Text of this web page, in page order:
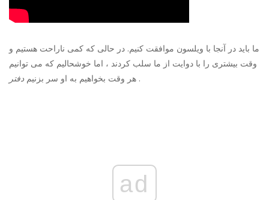
ما باید در آنجا با ویلسون موافقت کنیم. در حالی که کمی ناراحت هستیم و
وقت بیشتری را با دوایت از ما سلب کردند ، اما خوشحالیم که می توانیم
هر وقت بخواهیم به او سر بزنیم دفتر .
ad